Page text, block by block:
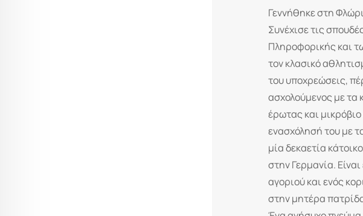
Γεννήθηκε στη
Συνέχισε τις
Πληροφορικής και
τον κλασικό
του υποχρεώσεις,
ασχολούμενος με τα
έρωτας και
ενασχόλησή του με
μία δεκαετία
στην Γερμανία.
αγοριού και ενός
στην μητέρα